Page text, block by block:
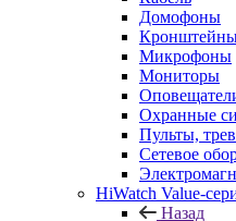
Домофоны
Микрофоны
Мониторы
Охранные
Пульты,
Сетевое
HiWatch Value-
Назад